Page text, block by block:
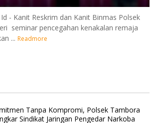
- Kanit Reskrim dan Kanit Binmas Polsek
seminar pencegahan kenakalan remaja
... Readmore
Tanpa Kompromi, Polsek Tambora
Sindikat Jaringan Pengedar Narkoba